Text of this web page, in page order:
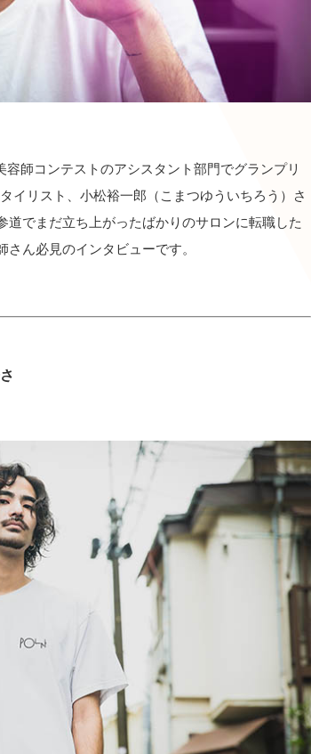
師コンテストのアシスタント部門でグランプリ
イリスト、小松裕一郎（こまつゆういちろう）さ
でまだ立ち上がったばかりのサロンに転職した
ん必見のインタビューです。